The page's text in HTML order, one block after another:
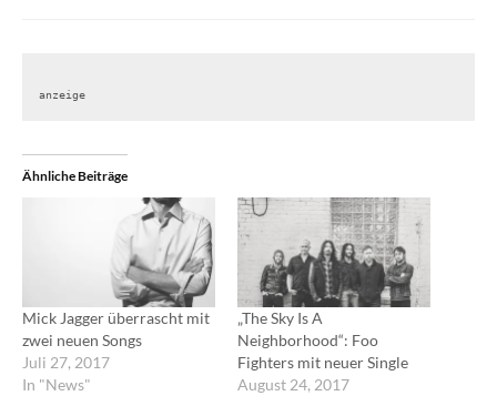
anzeige
Ähnliche Beiträge
Mick Jagger überrascht mit
zwei neuen Songs
Juli 27, 2017
In "News"
„The Sky Is A
Neighborhood“: Foo
Fighters mit neuer Single
August 24, 2017